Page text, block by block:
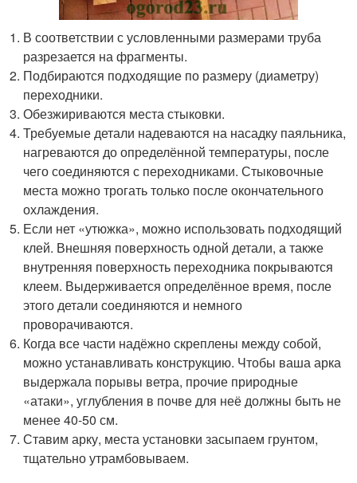
В соответствии с условленными размерами труба
разрезается на фрагменты.
Подбираются подходящие по размеру (диаметру)
переходники.
Обезжириваются места стыковки.
Требуемые детали надеваются на насадку паяльника,
нагреваются до определённой температуры, после
чего соединяются с переходниками. Стыковочные
места можно трогать только после окончательного
охлаждения.
Если нет «утюжка», можно использовать подходящий
клей. Внешняя поверхность одной детали, а также
внутренняя поверхность переходника покрываются
клеем. Выдерживается определённое время, после
этого детали соединяются и немного
проворачиваются.
Когда все части надёжно скреплены между собой,
можно устанавливать конструкцию. Чтобы ваша арка
выдержала порывы ветра, прочие природные
«атаки», углубления в почве для неё должны быть не
менее 40-50 см.
Ставим арку, места установки засыпаем грунтом,
тщательно утрамбовываем.